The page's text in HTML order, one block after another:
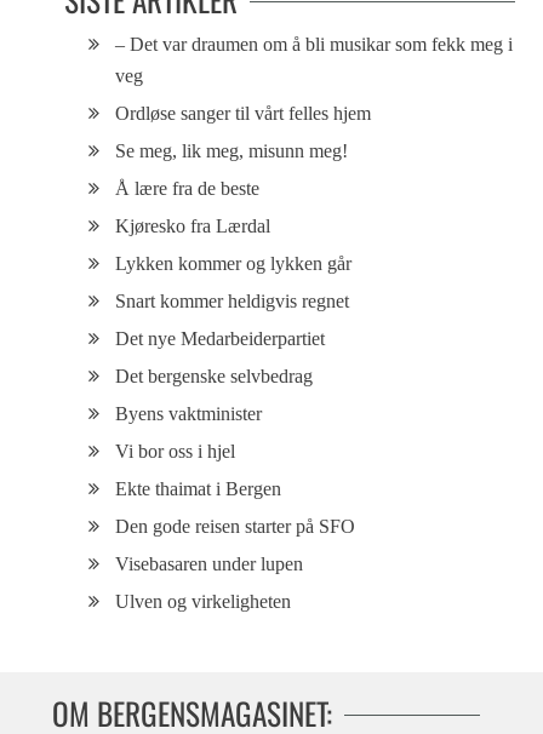
– Det var draumen om å bli musikar som fekk meg i
veg
Ordløse sanger til vårt felles hjem
Se meg, lik meg, misunn meg!
Å lære fra de beste
Kjøresko fra Lærdal
Lykken kommer og lykken går
Snart kommer heldigvis regnet
Det nye Medarbeiderpartiet
Det bergenske selvbedrag
Byens vaktminister
Vi bor oss i hjel
Ekte thaimat i Bergen
Den gode reisen starter på SFO
Visebasaren under lupen
Ulven og virkeligheten
OM BERGENSMAGASINET: